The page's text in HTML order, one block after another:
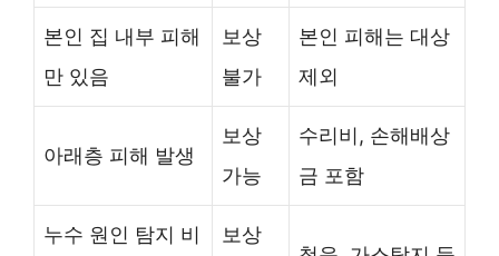
본인 집 내부 피해
만 있음
보상
불가
본인 피해는 대상
제외
아래층 피해 발생
보상
가능
수리비, 손해배상
금 포함
누수 원인 탐지 비
보상